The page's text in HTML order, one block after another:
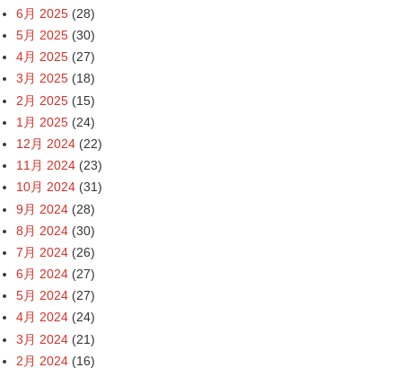
6月 2025 (28)
5月 2025 (30)
4月 2025 (27)
3月 2025 (18)
2月 2025 (15)
1月 2025 (24)
12月 2024 (22)
11月 2024 (23)
10月 2024 (31)
9月 2024 (28)
8月 2024 (30)
7月 2024 (26)
6月 2024 (27)
5月 2024 (27)
4月 2024 (24)
3月 2024 (21)
2月 2024 (16)